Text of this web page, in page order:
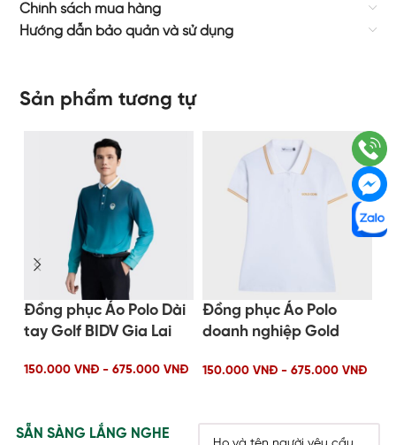
Chính sách mua hàng
Hướng dẫn bảo quản và sử dụng
Sản phẩm tương tự
Đồng phục Áo Polo Dài
tay Golf BIDV Gia Lai
150.000 VNĐ - 675.000 VNĐ
Đồng phục Áo Polo
doanh nghiệp Gold
150.000 VNĐ - 675.000 VNĐ
SẴN SÀNG LẮNG NGHE